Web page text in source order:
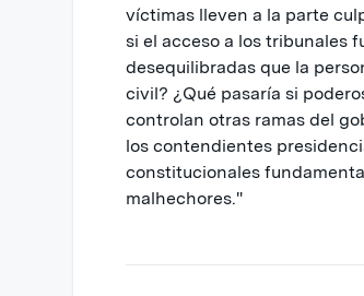
víctimas lleven a la parte
si el acceso a los tribunales
desequilibradas que la
civil? ¿Qué pasaría si
controlan otras ramas del
los contendientes
constitucionales
malhechores."